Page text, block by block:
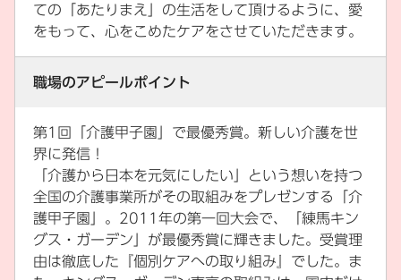
ての「あたりまえ」の生活をして頂けるように、愛
をもって、心をこめたケアをさせていただきます。
職場のアピールポイント
第1回「介護甲子園」で最優秀賞。新しい介護を世
界に発信！
「介護から日本を元気にしたい」という想いを持つ
全国の介護事業所がその取組みをプレゼンする「介
護甲子園」。2011年の第一回大会で、「練馬キン
グス・ガーデン」が最優秀賞に輝きました。受賞理
由は徹底した『個別ケアへの取り組み』でした。ま